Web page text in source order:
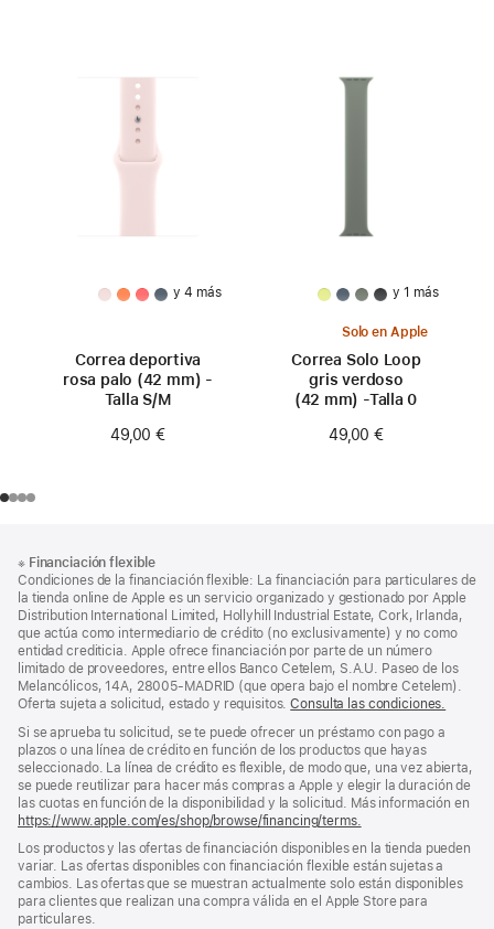
y 4 más
Correa deportiva
rosa palo (42 mm) -
Talla S/M
49,00 €
y 1 más
Solo en Apple
Correa Solo Loop
gris verdoso
(42 mm) -Talla 0
49,00 €
a
pie
de
página
al
pie
※ Financiación flexible
Condiciones de la financiación flexible: La financiación para particulares de
la tienda online de Apple es un servicio organizado y gestionado por Apple
Distribution International Limited, Hollyhill Industrial Estate, Cork, Irlanda,
que actúa como intermediario de crédito (no exclusivamente) y no como
entidad crediticia. Apple ofrece financiación por parte de un número
limitado de proveedores, entre ellos Banco Cetelem, S.A.U. Paseo de los
Melancólicos, 14A, 28005-MADRID (que opera bajo el nombre Cetelem).
Oferta sujeta a solicitud, estado y requisitos.Consulta las condiciones.
Si se aprueba tu solicitud, se te puede ofrecer un préstamo con pago a
plazos o una línea de crédito en función de los productos que hayas
seleccionado. La línea de crédito es flexible, de modo que, una vez abierta,
se puede reutilizar para hacer más compras a Apple y elegir la duración de
las cuotas en función de la disponibilidad y la solicitud. Más información en
https://www.apple.com/es/shop/browse/financing/terms.
Los productos y las ofertas de financiación disponibles en la tienda pueden
variar. Las ofertas disponibles con financiación flexible están sujetas a
cambios. Las ofertas que se muestran actualmente solo están disponibles
para clientes que realizan una compra válida en el Apple Store para
particulares.